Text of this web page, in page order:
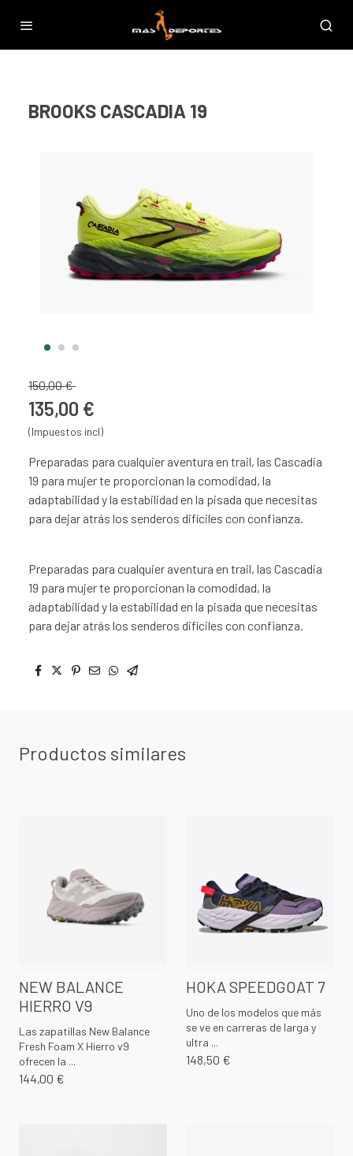
BROOKS CASCADIA 19
150,00 €
135,00 €
(Impuestos incl)
Preparadas para cualquier aventura en trail, las Cascadia
19 para mujer te proporcionan la comodidad, la
adaptabilidad y la estabilidad en la pisada que necesitas
para dejar atrás los senderos difíciles con confianza.
Preparadas para cualquier aventura en trail, las Cascadia
19 para mujer te proporcionan la comodidad, la
adaptabilidad y la estabilidad en la pisada que necesitas
para dejar atrás los senderos difíciles con confianza.
Productos similares
NEW BALANCE
HIERRO V9
Las zapatillas New Balance
Fresh Foam X Hierro v9
ofrecen la ...
144,00 €
HOKA SPEEDGOAT 7
Uno de los modelos que más
se ve en carreras de larga y
ultra ...
148,50 €